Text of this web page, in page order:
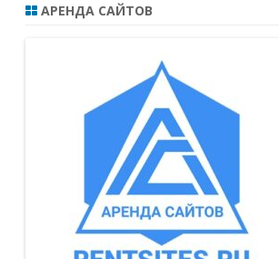
АРЕНДА САЙТОВ